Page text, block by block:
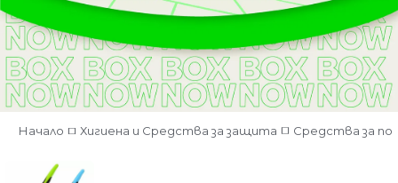
Начало Хигиена и Средства за защита Средства за